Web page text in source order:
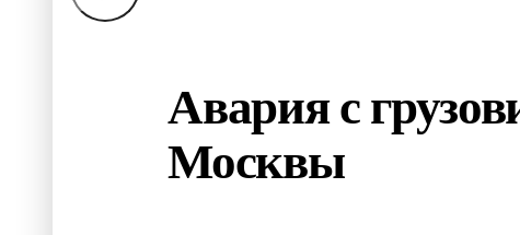
Авария с
Москвы